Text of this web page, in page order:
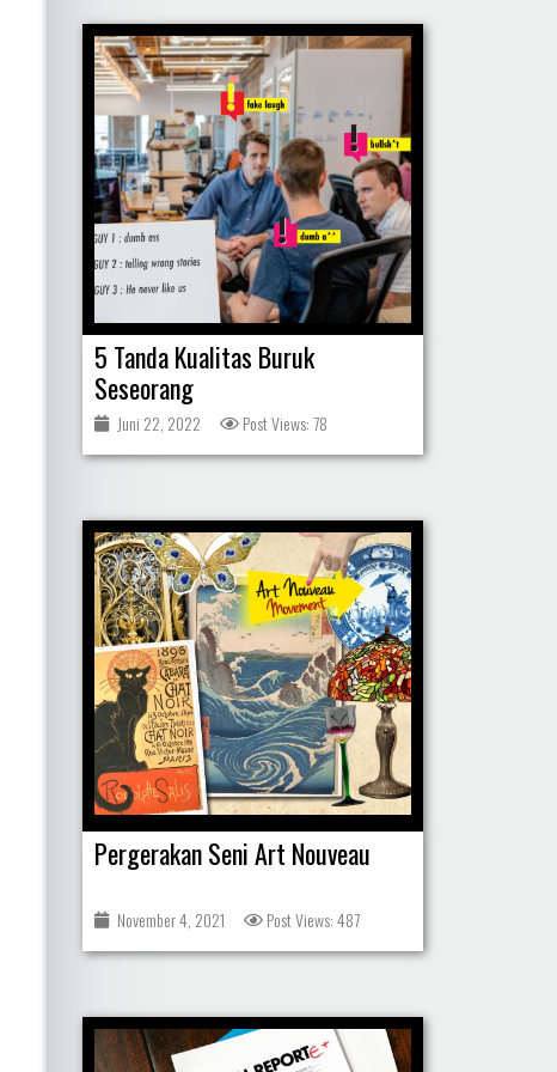
5 Tanda Kualitas Buruk
Seseorang
Juni 22, 2022 Post Views: 78
Pergerakan Seni Art Nouveau
November 4, 2021 Post Views: 487